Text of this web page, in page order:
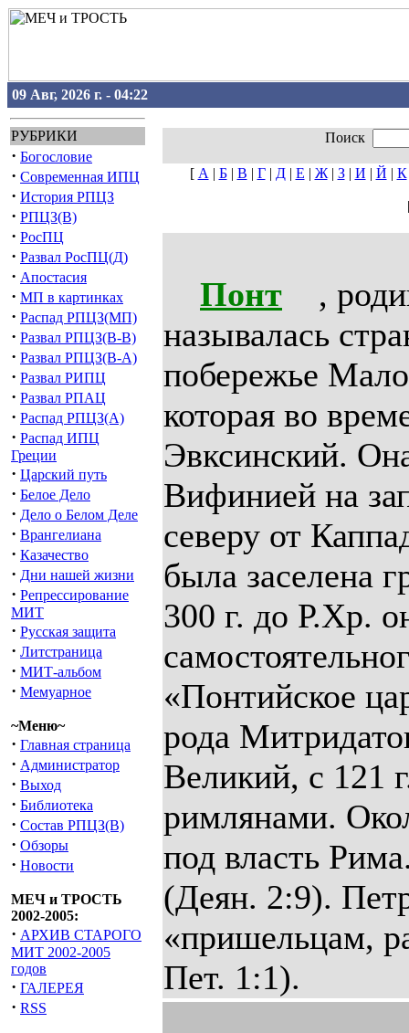
09 Авг, 2026 г. - 04:22
РУБРИКИ
· Богословие
· Современная ИПЦ
· История РПЦЗ
· РПЦЗ(В)
· РосПЦ
· Развал РосПЦ(Д)
· Апостасия
· МП в картинках
· Распад РПЦЗ(МП)
· Развал РПЦЗ(В-В)
· Развал РПЦЗ(В-А)
· Развал РИПЦ
· Развал РПАЦ
· Распад РПЦЗ(А)
· Распад ИПЦ
Греции
· Царский путь
· Белое Дело
· Дело о Белом Деле
· Врангелиана
· Казачество
· Дни нашей жизни
· Репрессирование
МИТ
· Русская защита
· Литстраница
· МИТ-альбом
· Мемуарное
~Меню~
· Главная страница
· Администратор
· Выход
· Библиотека
· Состав РПЦЗ(В)
· Обзоры
· Новости
МЕЧ и ТРОСТЬ
2002-2005:
· АРХИВ СТАРОГО
МИТ 2002-2005
годов
· ГАЛЕРЕЯ
· RSS
Поиск
[ А | Б| В | Г| Д| Е | Ж| З| И | Й | К
Понт ,
называлась
побережье
которая во
Эвксинский.
Вифинией на
северу от
была заселена
300 г. до Р.Хр.
«Понтийское
рода
Великий, с 121
римлянами.
под власть
(Деян. 2:9).
«пришельцам,
Пет. 1:1).